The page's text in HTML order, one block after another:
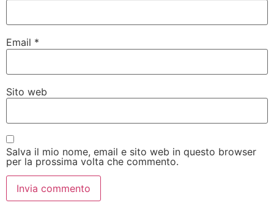
Email *
Sito web
Salva il mio nome, email e sito web in questo browser
per la prossima volta che commento.